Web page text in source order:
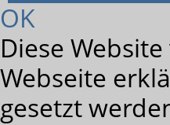
OK
Diese
Webseite
gesetzt